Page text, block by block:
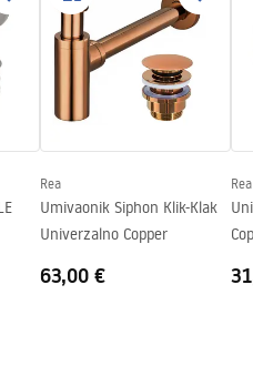
310
NE
Rea
Umivaonik Siphon Klik-Klak
Univerzalno Copper
63,00 €
Rea